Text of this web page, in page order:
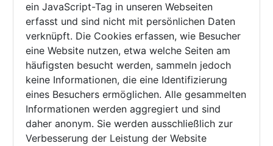
ein JavaScript-Tag in unseren Webseiten
erfasst und sind nicht mit persönlichen Daten
verknüpft. Die Cookies erfassen, wie Besucher
eine Website nutzen, etwa welche Seiten am
häufigsten besucht werden, sammeln jedoch
keine Informationen, die eine Identifizierung
eines Besuchers ermöglichen. Alle gesammelten
Informationen werden aggregiert und sind
daher anonym. Sie werden ausschließlich zur
Verbesserung der Leistung der Website